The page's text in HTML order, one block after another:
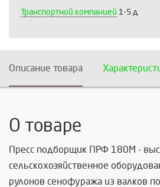
Транспортной компанией 1-5 д
Описание товара
О товаре
Пресс подборщик ПРФ 180М -
сельскохозяйственное
рулонов сенофуража из валков